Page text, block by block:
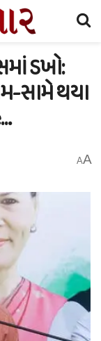
ડખો:
સામે થયા
AA